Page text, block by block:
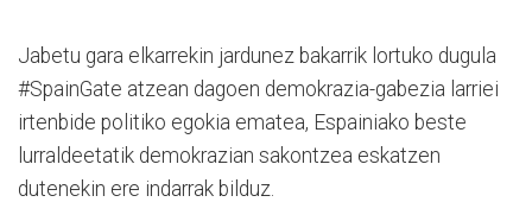
Jabetu gara elkarrekin jardunez bakarrik lortuko dugula
#SpainGate atzean dagoen demokrazia-gabezia larriei
irtenbide politiko egokia ematea, Espainiako beste
lurraldeetatik demokrazian sakontzea eskatzen
dutenekin ere indarrak bilduz.